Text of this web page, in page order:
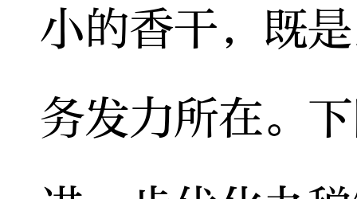
小的香干，既
务发力所在。